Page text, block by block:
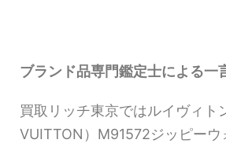
ブランド品専門鑑定士による一
買取リッチ東京ではルイヴィト
VUITTON）M91572ジッピーウ